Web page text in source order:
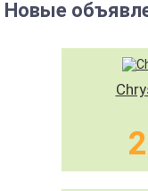
Новые